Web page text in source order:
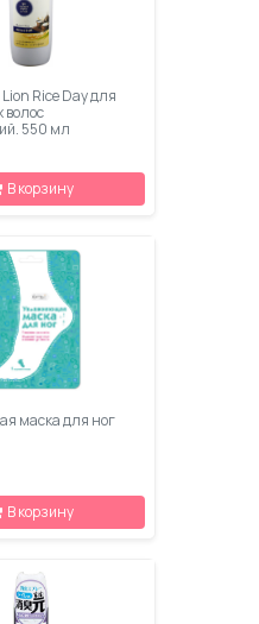
Rice Day для
550 мл
В корзину
маска для ног
В корзину